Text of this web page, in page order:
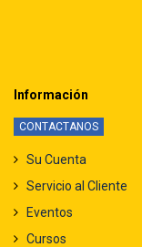
Información
CONTACTANOS
Su Cuenta
Servicio al Cliente
Eventos
Cursos